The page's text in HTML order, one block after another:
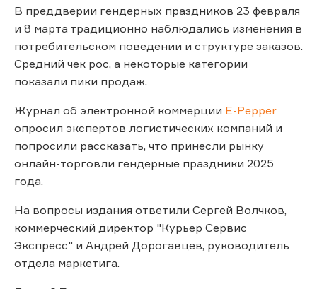
В преддверии гендерных праздников 23 февраля
и 8 марта традиционно наблюдались изменения в
потребительском поведении и структуре заказов.
Средний чек рос, а некоторые категории
показали пики продаж.
Журнал об электронной коммерции E-Pepper
опросил экспертов логистических компаний и
попросили рассказать, что принесли рынку
онлайн-торговли гендерные праздники 2025
года.
На вопросы издания ответили Сергей Волчков,
коммерческий директор "Курьер Сервис
Экспресс" и Андрей Дорогавцев, руководитель
отдела маркетига.